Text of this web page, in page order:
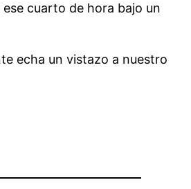
cuarto de hora bajo un
echa un vistazo a nuestro